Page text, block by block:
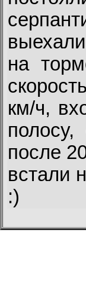
на
км/ч,
после
встали
:)